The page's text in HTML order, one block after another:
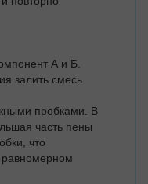
А и Б.
залить смесь
пробками. В
часть пены
что
равномерном